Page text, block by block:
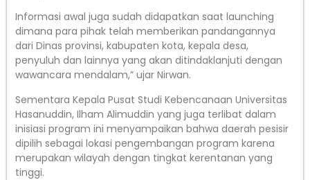
Informasi awal juga sudah didapatkan saat launching
dimana para pihak telah memberikan pandangannya
dari Dinas provinsi, kabupaten kota, kepala desa,
penyuluh dan lainnya yang akan ditindaklanjuti dengan
wawancara mendalam,” ujar Nirwan.
Sementara Kepala Pusat Studi Kebencanaan Universitas
Hasanuddin, Ilham Alimuddin yang juga terlibat dalam
inisiasi program ini menyampaikan bahwa daerah pesisir
dipilih sebagai lokasi pengembangan program karena
merupakan wilayah dengan tingkat kerentanan yang
tinggi.